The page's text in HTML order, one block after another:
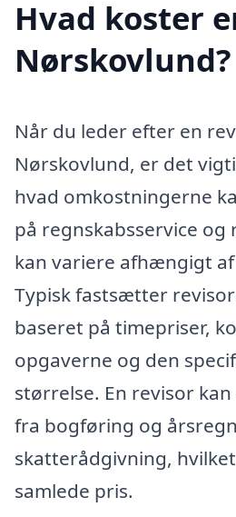
Hvad koster
Nørskovlund?
Når du leder efter en
Nørskovlund, er det
hvad omkostningerne
på regnskabsservice og
kan variere afhængigt
Typisk fastsætter
baseret på timepriser,
opgaverne og den
størrelse. En revisor
fra bogføring og
skatterådgivning,
samlede pris.